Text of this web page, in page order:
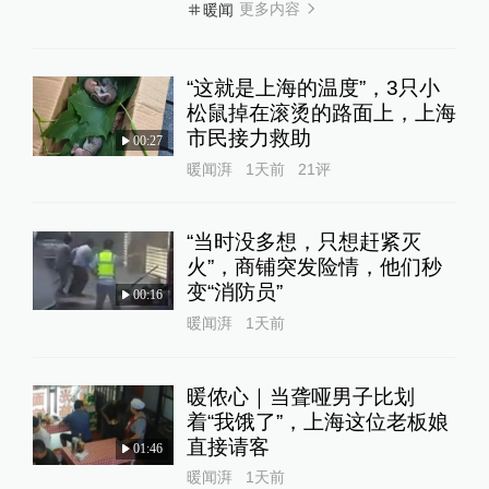
暖闻 更多内容
00:27
“这就是上海的温度”，3只小
松鼠掉在滚烫的路面上，上海
市民接力救助
暖闻湃 1天前 21评
00:16
“当时没多想，只想赶紧灭
火”，商铺突发险情，他们秒
变“消防员”
暖闻湃 1天前
01:46
暖侬心｜当聋哑男子比划
着“我饿了”，上海这位老板娘
直接请客
暖闻湃 1天前